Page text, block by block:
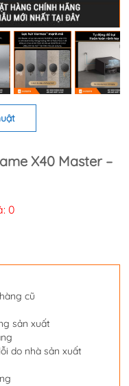
X40 Master –
0
cũ
sản xuất
do nhà sản xuất